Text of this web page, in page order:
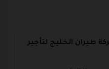
طيران الخليج لتأجير